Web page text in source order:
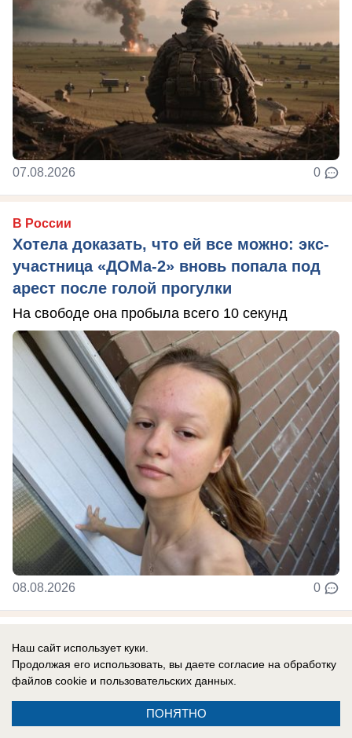
07.08.2026 0
В России
Хотела доказать, что ей все можно: экс-
участница «ДОМа-2» вновь попала под
арест после голой прогулки
На свободе она пробыла всего 10 секунд
08.08.2026 0
Новости СМИ2
Наш сайт использует куки.
Продолжая его использовать, вы даете согласие на обработку
файлов cookie и пользовательских данных.
ПОНЯТНО